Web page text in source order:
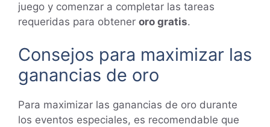
juego y comenzar a completar las tareas
requeridas para obtener oro gratis.
Consejos para maximizar las
ganancias de oro
Para maximizar las ganancias de oro durante
los eventos especiales, es recomendable que